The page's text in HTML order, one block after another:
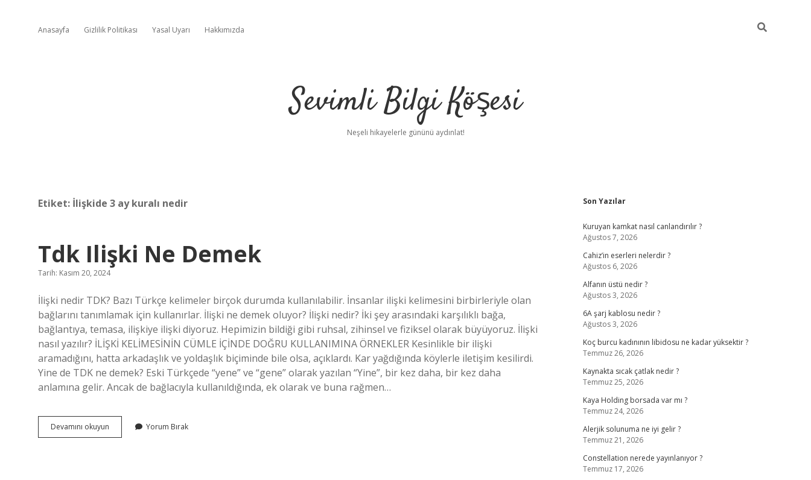
Anasayfa Gizlilik Politikası Yasal Uyarı Hakkımızda
Sevimli Bilgi Köşesi
Neşeli hikayelerle gününü aydınlat!
Etiket: İlişkide 3 ay kuralı nedir
Tdk Ilişki Ne Demek
Tarih: Kasım 20, 2024
İlişki nedir TDK? Bazı Türkçe kelimeler birçok durumda kullanılabilir. İnsanlar ilişki kelimesini birbirleriyle olan
bağlarını tanımlamak için kullanırlar. İlişki ne demek oluyor? İlişki nedir? İki şey arasındaki karşılıklı bağa,
bağlantıya, temasa, ilişkiye ilişki diyoruz. Hepimizin bildiği gibi ruhsal, zihinsel ve fiziksel olarak büyüyoruz. İlişki
nasıl yazılır? İLİŞKİ KELİMESİNİN CÜMLE İÇİNDE DOĞRU KULLANIMINA ÖRNEKLER Kesinlikle bir ilişki
aramadığını, hatta arkadaşlık ve yoldaşlık biçiminde bile olsa, açıklardı. Kar yağdığında köylerle iletişim kesilirdi.
Yine de TDK ne demek? Eski Türkçede “yene” ve “gene” olarak yazılan “Yine”, bir kez daha, bir kez daha
anlamına gelir. Ancak de bağlacıyla kullanıldığında, ek olarak ve buna rağmen…
Devamını okuyun
Ilişki
Yorum Bırak
Sidebar
Son Yazılar
Kuruyan kamkat nasıl canlandırılır ?
Ağustos 7, 2026
Cahiz’in eserleri nelerdir ?
Ağustos 6, 2026
Alfanın üstü nedir ?
Ağustos 3, 2026
6A şarj kablosu nedir ?
Ağustos 3, 2026
Koç burcu kadınının libidosu ne kadar yüksektir ?
Temmuz 26, 2026
Kaynakta sıcak çatlak nedir ?
Temmuz 25, 2026
Kaya Holding borsada var mı ?
Temmuz 24, 2026
Alerjik solunuma ne iyi gelir ?
Temmuz 21, 2026
Constellation nerede yayınlanıyor ?
Temmuz 17, 2026
ilbet mobil giriş